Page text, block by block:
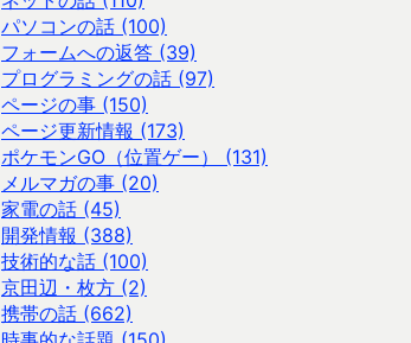
パソコンの話 (100)
フォームへの返答 (39)
プログラミングの話 (97)
ページの事 (150)
ページ更新情報 (173)
ポケモンGO（位置ゲー） (131)
メルマガの事 (20)
家電の話 (45)
開発情報 (388)
技術的な話 (100)
京田辺・枚方 (2)
携帯の話 (662)